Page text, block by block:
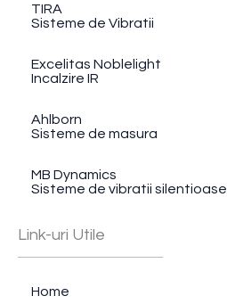
TIRA
Sisteme de Vibratii
Excelitas Noblelight
Incalzire IR
Ahlborn
Sisteme de masura
MB Dynamics
Sisteme de vibratii silentioase
Link-uri Utile
Home